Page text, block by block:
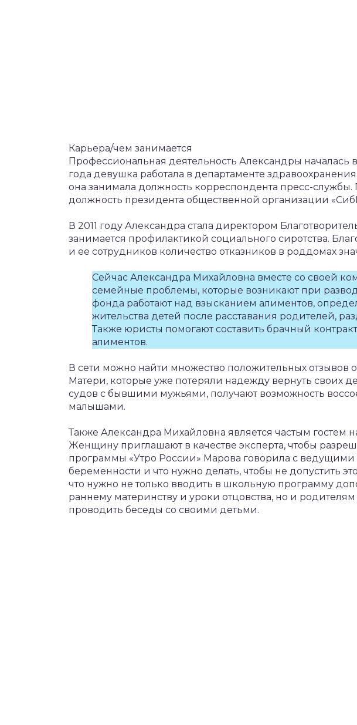
Карьера/чем занимается
Профессиональная деятельность Александры началась
года девушка работала в департаменте
она занимала должность корреспондента пресс-службы.
должность президента общественной организации
В 2011 году Александра стала директором
занимается профилактикой социального сиротства.
и ее сотрудников количество отказников в роддомах
Сейчас Александра Михайловна вместе со своей
семейные проблемы, которые возникают при
фонда работают над взысканием алиментов,
жительства детей после расставания родителей,
Также юристы помогают составить брачный
алиментов.
В сети можно найти множество положительных отзывов
Матери, которые уже потеряли надежду вернуть своих
судов с бывшими мужьями, получают возможность
малышами.
Также Александра Михайловна является частым гостем
Женщину приглашают в качестве эксперта, чтобы
программы «Утро России» Марова говорила с ведущими
беременности и что нужно делать, чтобы не допустить
что нужно не только вводить в школьную программу
раннему материнству и уроки отцовства, но и
проводить беседы со своими детьми.